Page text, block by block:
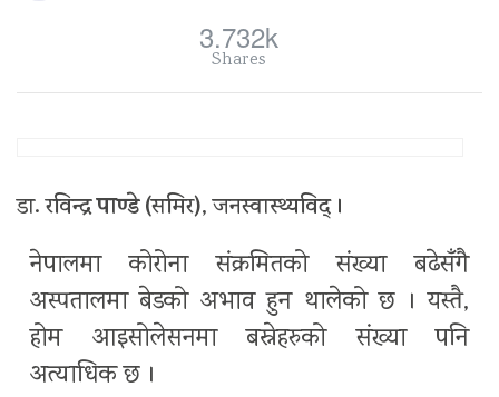
3.732k
Shares
डा. रविन्द्रपाण्डे(समिर), जनस्वास्थ्यविद् ।
नेपालमा कोरोना संक्रमितको संख्या बढेसँगै
अस्पतालमा बेडको अभाव हुन थालेको छ । यस्तै,
होम आइसोलेसनमा बस्नेहरुको संख्या पनि
अत्याधिक छ ।